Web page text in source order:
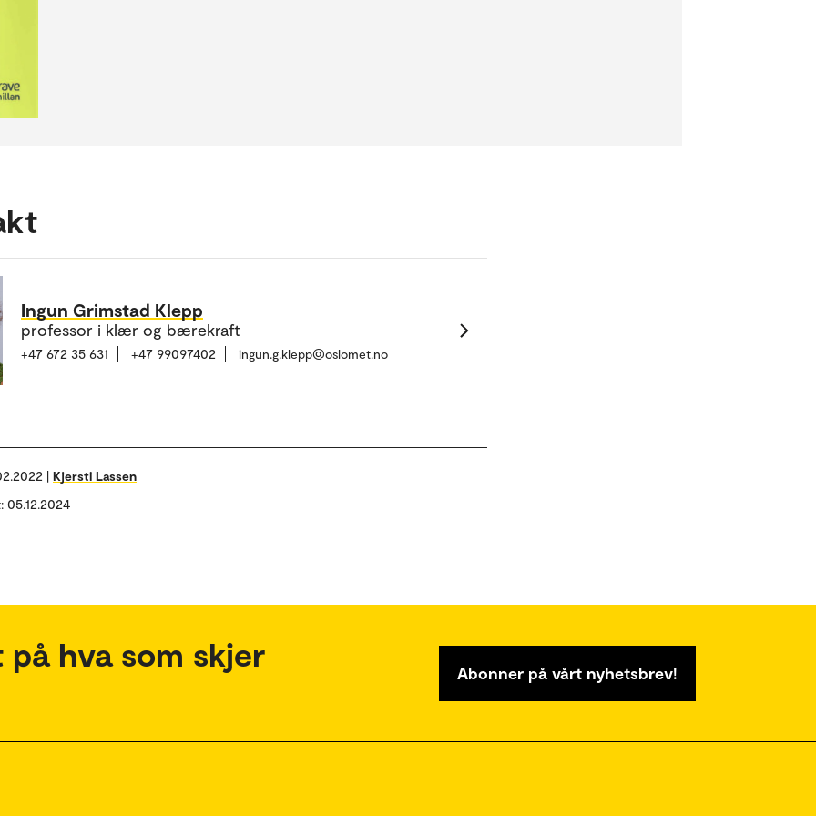
Ingun Grimstad Klepp
professor i klær og bærekraft
+47 672 35 631 +47 99097402 ingun.g.klepp@oslomet.no
| Kjersti Lassen
05.12.2024
hva som skjer Abonner på vårt nyhetsbrev!